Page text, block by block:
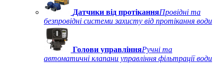
Датчики від протіканняПровідні та
безпровідні системи захисту від протікання води
Голови управлінняРучні та
автоматичні клапани управління фільтрації води